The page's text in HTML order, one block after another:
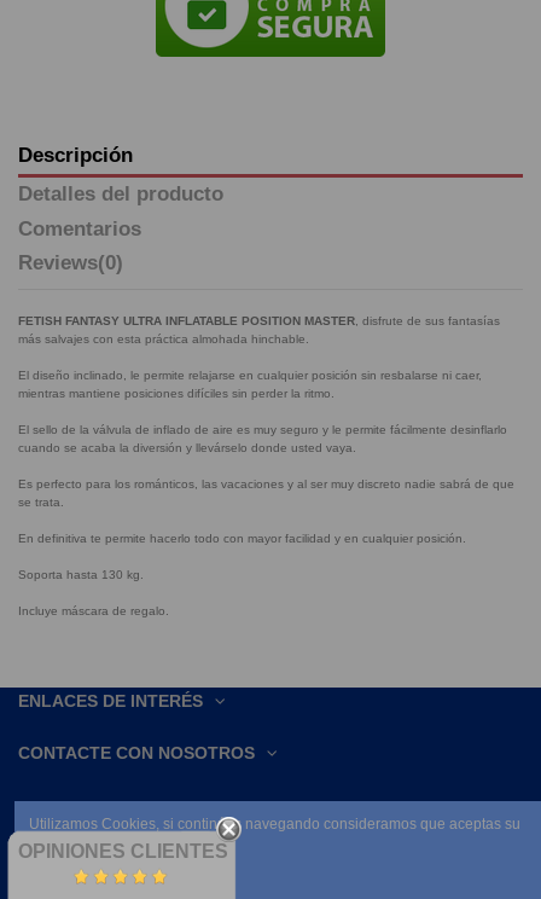
Descripción
Detalles del producto
Comentarios
Reviews(0)
FETISH FANTASY ULTRA INFLATABLE POSITION MASTER , disfrute de sus fantasías
más salvajes con esta práctica almohada hinchable.
El diseño inclinado, le permite relajarse en cualquier posición sin resbalarse ni caer,
mientras mantiene posiciones difíciles sin perder la ritmo.
El sello de la válvula de inflado de aire es muy seguro y le permite fácilmente desinflarlo
cuando se acaba la diversión y llevárselo donde usted vaya.
Es perfecto para los románticos, las vacaciones y al ser muy discreto nadie sabrá de que
se trata.
En definitiva te permite hacerlo todo con mayor facilidad y en cualquier posición.
Soporta hasta 130 kg.
Incluye máscara de regalo.
ENLACES DE INTERÉS
CONTACTE CON NOSOTROS
OPINIONES CLIENTES
Utilizamos Cookies, si continúas navegando consideramos que aceptas su
uso.
Leer condiciones